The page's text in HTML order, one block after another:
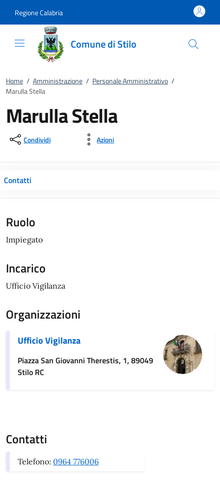
Regione Calabria
Comune di Stilo
Home / Amministrazione / Personale Amministrativo /
Marulla Stella
Marulla Stella
Condividi Azioni
Contatti
Ruolo
Impiegato
Incarico
Ufficio Vigilanza
Organizzazioni
Ufficio Vigilanza
Piazza San Giovanni Therestis, 1, 89049
Stilo RC
Contatti
Telefono: 0964 776006